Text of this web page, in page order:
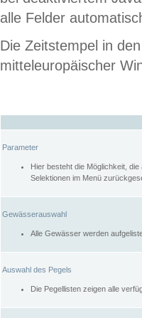
alle Felder
Die Zeitstempel in
mitteleuropäischer
Parameter
Hier besteht die Möglichkeit,
Selektionen im Menü
Gewässerauswahl
Alle Gewässer werden
Auswahl des Pegels
Die Pegellisten zeigen alle